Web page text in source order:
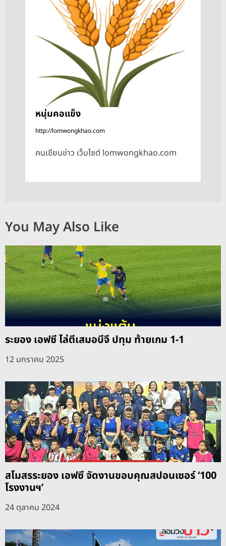
อ
ง
หนุ่มคอแข็ง
http://lomwongkhao.com
คนเขียนข่าว เว็บไซต์ lomwongkhao.com
You May Also Like
ระยอง เอฟซี ไล่ตีเสมอบีจี ปทุม ท้ายเกม 1-1
12 มกราคม 2025
สโมสรระยอง เอฟซี จัดงานขอบคุณสปอนเซอร์ ‘100
โรงงานฯ’
24 ตุลาคม 2024